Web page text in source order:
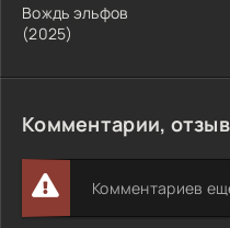
Вождь эльфов
(2025)
Комментарии,
Комментариев